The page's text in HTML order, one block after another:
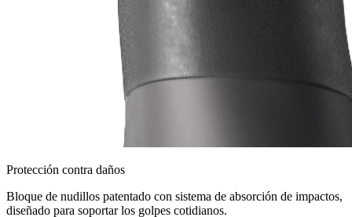
Protección contra daños
Bloque de nudillos patentado con sistema de absorción de impactos,
diseñado para soportar los golpes cotidianos.